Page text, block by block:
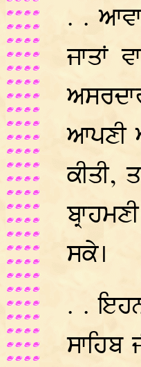
. .
ਜਾਤਾਂ
ਆਪਣੀ
ਕੀਤੀ,
ਸਕੇ।
. .